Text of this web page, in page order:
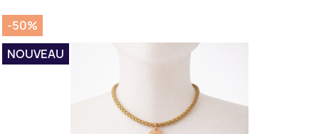
-50%
NOUVEAU